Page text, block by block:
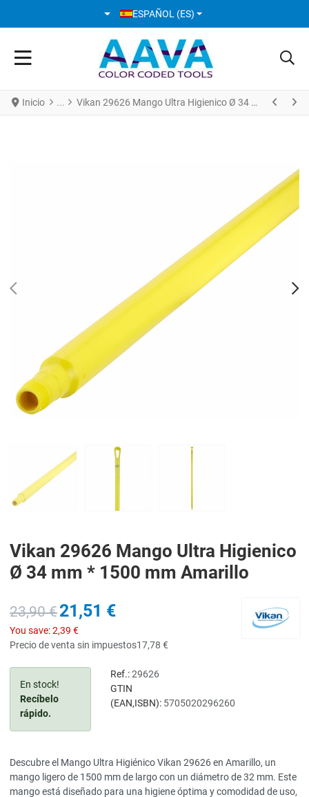
SELECCIONE SU IDIOMA
ESPAÑOL (ES)
Inicio Vikan 29626 Mango Ultra Higienico Ø 34 mm * 1500 mm Amarillo
Vikan 29626 Mango Ultra Higienico
Ø 34 mm * 1500 mm Amarillo
23,90 €21,51 €
You save:2,39 €
Precio de venta sin impuestos17,78 €
En stock!
Recíbelo
rápido.
Ref.: 29626
GTIN
(EAN,ISBN): 5705020296260
Descubre el Mango Ultra Higiénico Vikan 29626 en Amarillo, un
mango ligero de 1500 mm de largo con un diámetro de 32 mm. Este
mango está diseñado para una higiene óptima y comodidad de uso,